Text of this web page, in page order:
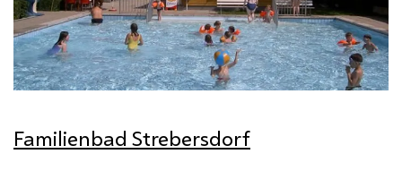
Familienbad Strebersdorf